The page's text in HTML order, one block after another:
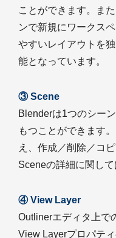
ことができます。ま
ンで新規にワークス
やすいレイアウトを
能となっています。
③ Scene
Blenderは1つのシー
もつことができます
え、作成／削除／コ
Sceneの詳細に関して
④ View Layer
Outlinerエディタ上で
View Layerプロパテ